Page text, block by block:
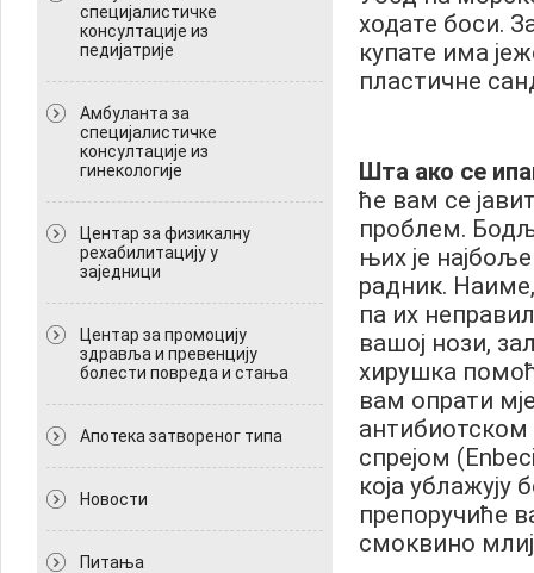
специјалистичке
консултације из
педијатрије
Амбуланта за
специјалистичке
консултације из
гинекологије
Центар за физикалну
рехабилитацију у
заједници
Центар за промоцију
здравља и превенцију
болести повреда и стања
Апотека затвореног типа
Новости
Питања
ходате боси.
купате има
пластичне
Шта ако се
ће вам се
проблем.
њих је
радник.
па их
вашој нози,
хирушка
вам опрати
спрејом
која
препоручиће
смоквино